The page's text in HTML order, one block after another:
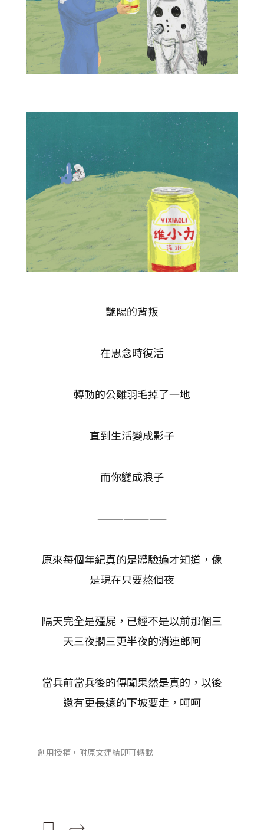
艷陽的背叛
在思念時復活
轉動的公雞羽毛掉了一地
直到生活變成影子
而你變成浪子
————————
原來每個年紀真的是體驗過才知道，像
是現在只要熬個夜
隔天完全是殭屍，已經不是以前那個三
天三夜擱三更半夜的消連郎阿
當兵前當兵後的傳聞果然是真的，以後
還有更長遠的下坡要走，呵呵
創用授權，附原文連結即可轉載